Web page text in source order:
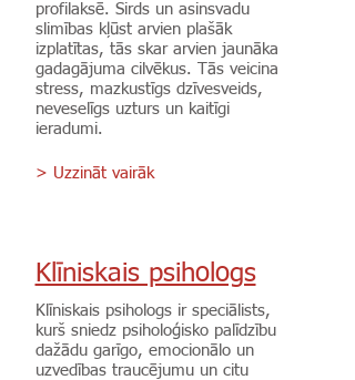
profilaksē. Sirds un asinsvadu
slimības kļūst arvien plašāk
izplatītas, tās skar arvien jaunāka
gadagājuma cilvēkus. Tās veicina
stress, mazkustīgs dzīvesveids,
neveselīgs uzturs un kaitīgi
ieradumi.
> Uzzināt vairāk
Klīniskais psihologs
Klīniskais psihologs ir speciālists,
kurš sniedz psiholoģisko palīdzību
dažādu garīgo, emocionālo un
uzvedības traucējumu un citu